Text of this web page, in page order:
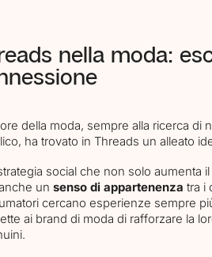
nella moda:
della moda, sempre alla ricerca di
ha trovato in Threads un alleato
social che non solo aumenta
un senso di appartenenza tra i
cercano esperienze sempre
ai brand di moda di rafforzare la